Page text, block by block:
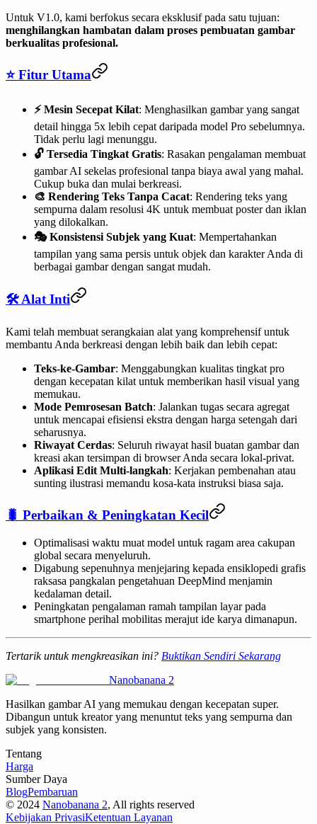
Untuk V1.0, kami berfokus secara eksklusif pada satu tujuan:
menghilangkan hambatan dalam proses pembuatan gambar
berkualitas profesional.
⭐ Fitur Utama
⚡️ Mesin Secepat Kilat: Menghasilkan gambar yang sangat
detail hingga 5x lebih cepat daripada model Pro sebelumnya.
Tidak perlu lagi menunggu.
🔓 Tersedia Tingkat Gratis: Rasakan pengalaman membuat
gambar AI sekelas profesional tanpa biaya awal yang mahal.
Cukup buka dan mulai berkreasi.
🎨 Rendering Teks Tanpa Cacat: Rendering teks yang
sempurna dalam resolusi 4K untuk membuat poster dan iklan
yang dilokalkan.
🎭 Konsistensi Subjek yang Kuat: Mempertahankan
tampilan yang sama persis untuk objek dan karakter Anda di
berbagai gambar dengan sangat mudah.
🛠️ Alat Inti
Kami telah membuat serangkaian alat yang komprehensif untuk
membantu Anda berkreasi dengan lebih baik dan lebih cepat:
Teks-ke-Gambar: Menggabungkan kualitas tingkat pro
dengan kecepatan kilat untuk memberikan hasil visual yang
memukau.
Mode Pemrosesan Batch: Jalankan tugas secara agregat
untuk mencapai efisiensi ekstra dengan harga setengah dari
seharusnya.
Riwayat Cerdas: Seluruh riwayat hasil buatan gambar dan
kreasi akan tersimpan di browser Anda secara lokal-privat.
Aplikasi Edit Multi-langkah: Kerjakan pembenahan atau
sunting ilustrasi memandu kosa-kata instruksi biasa saja.
🐛 Perbaikan & Peningkatan Kecil
Optimalisasi waktu muat model untuk ragam area cakupan
global secara menyeluruh.
Digabung sepenuhnya menjejaring kepada ensiklopedi grafis
raksasa pangkalan pengetahuan DeepMind menjamin
kedalaman detail.
Peningkatan pengalaman ramah tampilan layar pada
smartphone perihal mobilitas merajut ide karya dimanapun.
Tertarik untuk mengkreasikan ini? Buktikan Sendiri Sekarang
Nanobanana 2
Hasilkan gambar AI yang memukau dengan kecepatan super.
Dibangun untuk kreator yang menuntut teks yang sempurna dan
subjek yang konsisten.
Tentang
Harga
Sumber Daya
BlogPembaruan
© 2024 Nanobanana 2, All rights reserved
Kebijakan PrivasiKetentuan Layanan